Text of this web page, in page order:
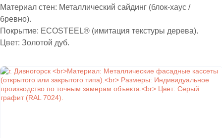
Материал стен: Металлический сайдинг (блок-хаус /
бревно).
Покрытие: ECOSTEEL® (имитация текстуры дерева).
Цвет: Золотой дуб.